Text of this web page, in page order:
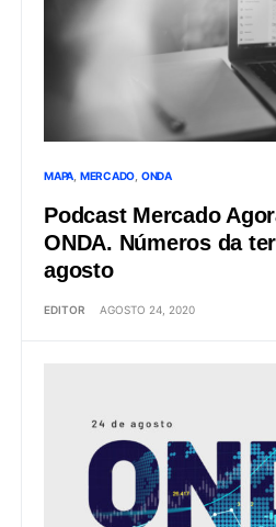
MAPA MERCADO ONDA
Podcast Mercado
ONDA. Números da
agosto
EDITOR AGOSTO 24, 2020